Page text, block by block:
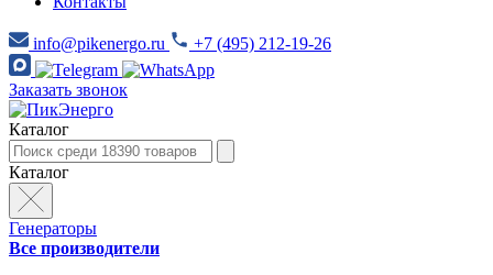
info@pikenergo.ru +7 (495) 212-19-26
Заказать звонок
Каталог
Каталог
Генераторы
Все производители